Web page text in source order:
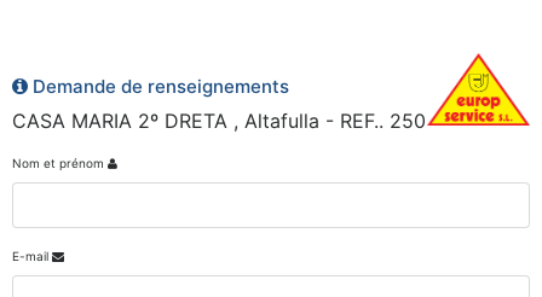
Demande de renseignements
CASA MARIA 2º DRETA , Altafulla - REF.. 250
Nom et prénom
E-mail